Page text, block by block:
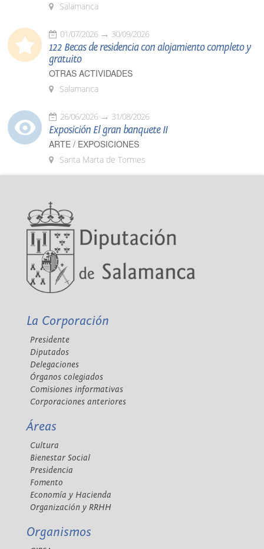
Salamanca
01/07/2026 30/09/2026
122 Becas de residencia con alojamiento completo y
gratuito
OTRAS ACTIVIDADES
Salamanca
26/06/2026 31/08/2026
Exposición El gran banquete II
ARTE / EXPOSICIONES
Santa Marta de Tormes
La Corporación
Presidente
Diputados
Delegaciones
Órganos colegiados
Comisiones informativas
Corporaciones anteriores
Áreas
Cultura
Bienestar Social
Presidencia
Fomento
Economía y Hacienda
Organización y RRHH
Organismos